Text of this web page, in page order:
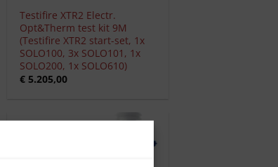
Testifire XTR2 Electr.
Opt&Therm test kit 9M
(Testifire XTR2 start-set, 1x
SOLO100, 3x SOLO101, 1x
SOLO200, 1x SOLO610)
€5.205,00